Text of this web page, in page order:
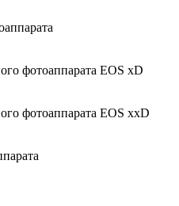
фотоаппарата EOS xD
фотоаппарата EOS xxD